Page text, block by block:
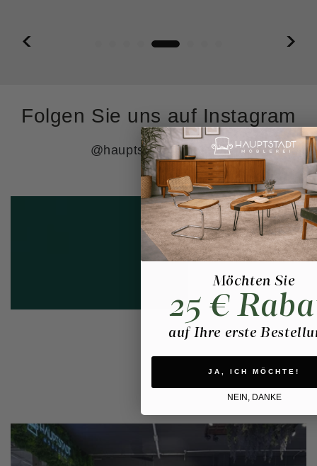
Folgen Sie uns auf Instagram
@hauptstadtmoeblerei
Möchten Sie
25 €
auf Ihre erste
JA, ICH MÖCHTE!
NEIN, DANKE